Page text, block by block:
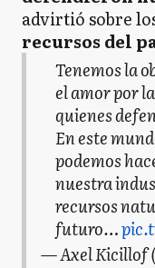
advirtió sobre
recursos del
Tenemos la
el amor por
quienes
En este
podemos
nuestra
recursos
futuro…
— Axel Kicillof